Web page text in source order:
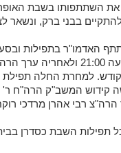
השתתפותו בשבת
בבני ברק, ונשאר
האדמו"ר בתפילות
החלה התפילה בשעה 21:00
עשה קידוש המשב"ק הרה"ח
הרה"צ רבי אהרן מרדכי
תפילות השבת כסדרן